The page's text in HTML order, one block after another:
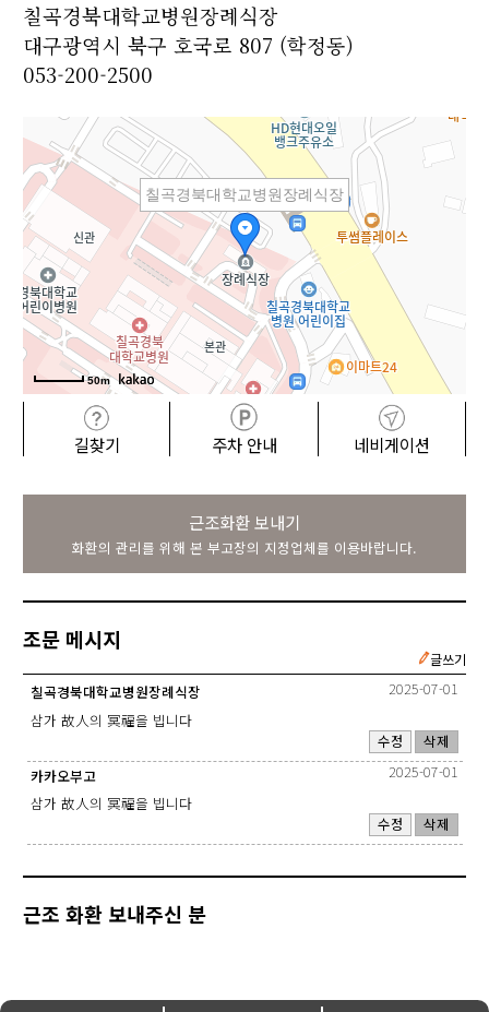
칠곡경북대학교병원장례식장
대구광역시 북구 호국로 807 (학정동)
053-200-2500
칠곡경북대학교병원장례식장
50m
길찾기 주차 안내 네비게이션
근조화환 보내기
화환의 관리를 위해 본 부고장의 지정업체를 이용바랍니다.
조문 메시지
글쓰기
칠곡경북대학교병원장례식장
2025-07-01
삼가 故人의 冥福을 빕니다
수정
삭제
카카오부고
2025-07-01
삼가 故人의 冥福을 빕니다
수정
삭제
근조 화환 보내주신 분